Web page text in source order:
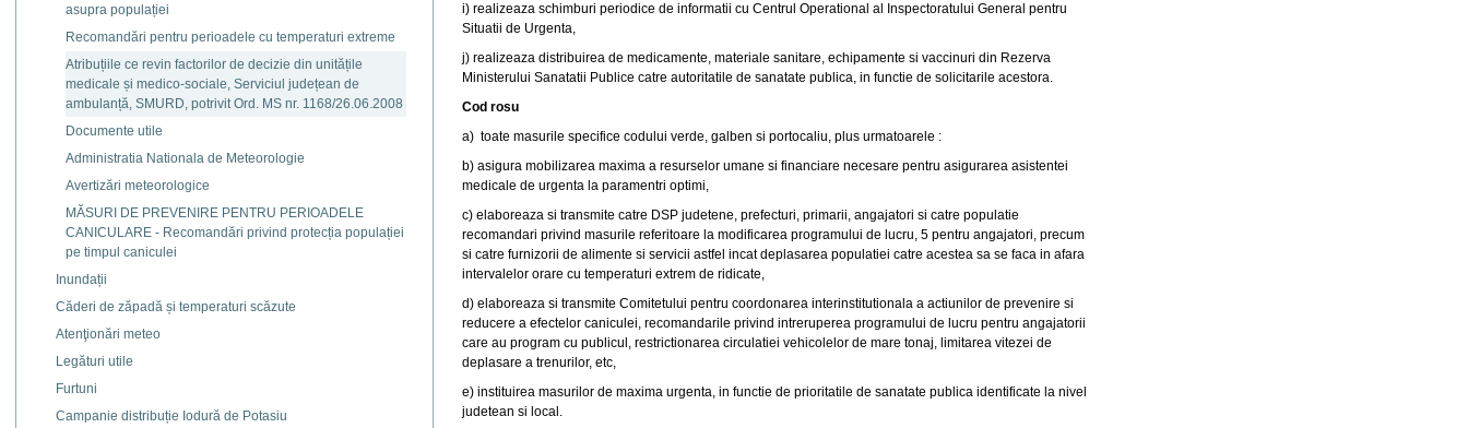
asupra populației
Recomandări pentru perioadele cu temperaturi extreme
Atribuțiile ce revin factorilor de decizie din unitățile
medicale și medico-sociale, Serviciul județean de
ambulanță, SMURD, potrivit Ord. MS nr. 1168/26.06.2008
Documente utile
Administratia Nationala de Meteorologie
Avertizări meteorologice
MĂSURI DE PREVENIRE PENTRU PERIOADELE
CANICULARE - Recomandări privind protecția populației
pe timpul caniculei
Inundații
Căderi de zăpadă și temperaturi scăzute
Atenţionări meteo
Legături utile
Furtuni
Campanie distribuție Iodură de Potasiu
i) realizeaza schimburi periodice de informatii cu Centrul Operational al Inspectoratului General pentru
Situatii de Urgenta,
j) realizeaza distribuirea de medicamente, materiale sanitare, echipamente si vaccinuri din Rezerva
Ministerului Sanatatii Publice catre autoritatile de sanatate publica, in functie de solicitarile acestora.
Cod rosu
a) toate masurile specifice codului verde, galben si portocaliu, plus urmatoarele :
b) asigura mobilizarea maxima a resurselor umane si financiare necesare pentru asigurarea asistentei
medicale de urgenta la paramentri optimi,
c) elaboreaza si transmite catre DSP judetene, prefecturi, primarii, angajatori si catre populatie
recomandari privind masurile referitoare la modificarea programului de lucru, 5 pentru angajatori, precum
si catre furnizorii de alimente si servicii astfel incat deplasarea populatiei catre acestea sa se faca in afara
intervalelor orare cu temperaturi extrem de ridicate,
d) elaboreaza si transmite Comitetului pentru coordonarea interinstitutionala a actiunilor de prevenire si
reducere a efectelor caniculei, recomandarile privind intreruperea programului de lucru pentru angajatorii
care au program cu publicul, restrictionarea circulatiei vehicolelor de mare tonaj, limitarea vitezei de
deplasare a trenurilor, etc,
e) instituirea masurilor de maxima urgenta, in functie de prioritatile de sanatate publica identificate la nivel
judetean si local.